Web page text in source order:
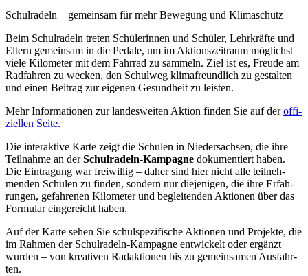
Schul­ra­deln – ge­mein­sam für mehr Be­we­gung und Kli­ma­schutz
Beim Schul­ra­deln tre­ten Schü­le­rin­nen und Schü­ler, Lehr­kräf­te und
El­tern ge­mein­sam in die Pe­da­le, um im Ak­ti­ons­zeit­raum mög­lichst
vie­le Ki­lo­me­ter mit dem Fahr­rad zu sam­meln. Ziel ist es, Freu­de am
Rad­fah­ren zu we­cken, den Schul­weg kli­ma­freund­lich zu ge­stal­ten
und ei­nen Bei­trag zur ei­ge­nen Ge­sund­heit zu leis­ten.
Mehr In­for­ma­tio­nen zur lan­des­wei­ten Ak­ti­on fin­den Sie auf derof­fi­
zi­el­len Sei­te.
Die in­ter­ak­ti­ve Kar­te zeigt die Schu­len in Nie­der­sach­sen, die ihre
Teil­nah­me an derSchul­ra­deln-Kam­pa­gne do­ku­men­tiert ha­ben.
Die Ein­tra­gung war frei­wil­lig – da­her sind hier nicht alle teil­neh­
men­den Schu­len zu fin­den, son­dern nur die­je­ni­gen, die ihre Er­fah­
run­gen, ge­fah­re­nen Ki­lo­me­ter und be­glei­ten­den Ak­tio­nen über das
For­mu­lar ein­ge­reicht ha­ben.
Auf der Kar­te se­hen Sie schul­spe­zi­fi­sche Ak­tio­nen und Pro­jek­te, die
im Rah­men der Schul­ra­deln-Kam­pa­gne ent­wi­ckelt oder er­gänzt
wur­den – von krea­ti­ven Rad­ak­tio­nen bis zu ge­mein­sa­men Aus­fahr­
ten.